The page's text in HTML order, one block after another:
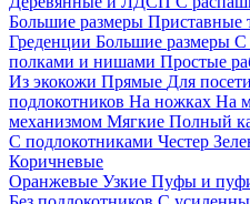
Большие размеры Приставные
Греденции Большие размеры С
полками и нишами Простые
Из экокожи Прямые Для
подлокотников На ножках На
механизмом Мягкие Полный
С подлокотниками Честер
Коричневые
Оранжевые Узкие Пуфы и